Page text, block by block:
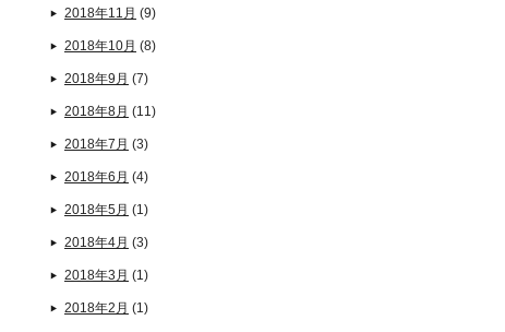
2018年11月 (9)
2018年10月 (8)
2018年9月 (7)
2018年8月 (11)
2018年7月 (3)
2018年6月 (4)
2018年5月 (1)
2018年4月 (3)
2018年3月 (1)
2018年2月 (1)